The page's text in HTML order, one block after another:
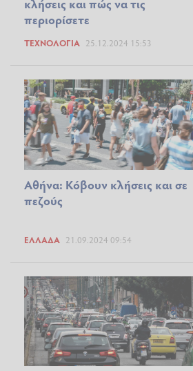
κλήσεις και πώς να τις
περιορίσετε
ΤΕΧΝΟΛΟΓΊΑ 25.12.2024 15:53
Αθήνα: Κόβουν κλήσεις και σε
πεζούς
ΕΛΛΆΔΑ 21.09.2024 09:54